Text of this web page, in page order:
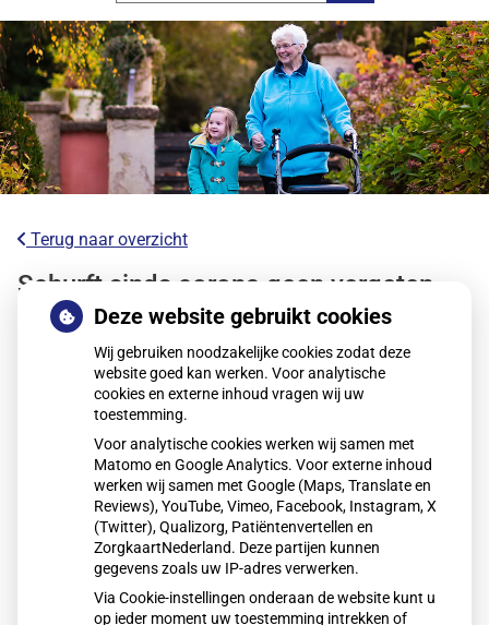
Terug naar overzicht
Schurft sinds corona geen vergeten
ziekte meer: aantal uitbraken fors
gestegen
Sinds corona neemt het aantal schurftuitbraken in
Nederland sterk toe, niet alleen onder studenten maar ook
bij kinderen en ouderen. Het Erasmus MC onderzoekt
oorzaken en nieuwe manieren om schurft sneller op te
sporen, zoals zelftests en betere diagnostiek, om verdere
verspreiding te voorkomen.
Lees het hele artikel op: Nationale zorggids
Deze website gebruikt cookies
Wij gebruiken noodzakelijke cookies zodat deze
website goed kan werken. Voor analytische
cookies en externe inhoud vragen wij uw
toestemming.
Voor analytische cookies werken wij samen met
Matomo en Google Analytics. Voor externe inhoud
werken wij samen met Google (Maps, Translate en
Reviews), YouTube, Vimeo, Facebook, Instagram, X
(Twitter), Qualizorg, Patiëntenvertellen en
ZorgkaartNederland. Deze partijen kunnen
gegevens zoals uw IP-adres verwerken.
Via Cookie-instellingen onderaan de website kunt u
op ieder moment uw toestemming intrekken of